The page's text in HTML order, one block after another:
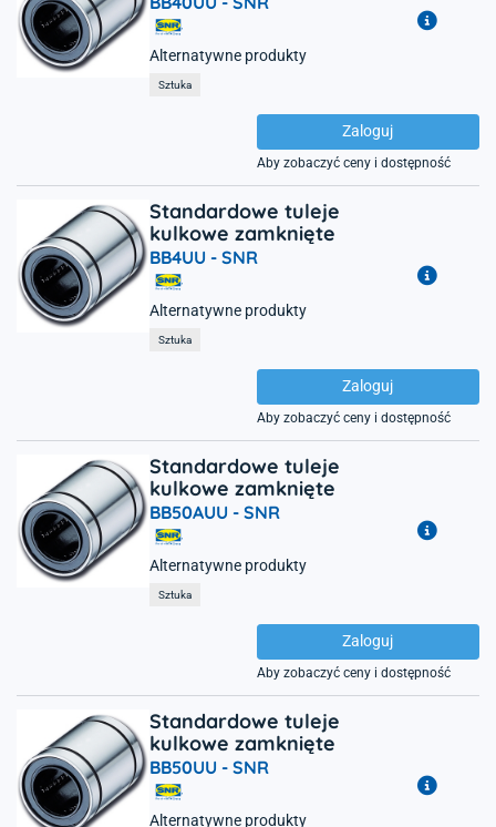
Alternatywne produkty
Sztuka
Zaloguj
Aby zobaczyć ceny i dostępność
Standardowe tuleje
kulkowe zamknięte
BB4UU - SNR
Alternatywne produkty
Sztuka
Zaloguj
Aby zobaczyć ceny i dostępność
Standardowe tuleje
kulkowe zamknięte
BB50AUU - SNR
Alternatywne produkty
Sztuka
Zaloguj
Aby zobaczyć ceny i dostępność
Standardowe tuleje
kulkowe zamknięte
BB50UU - SNR
Alternatywne produkty